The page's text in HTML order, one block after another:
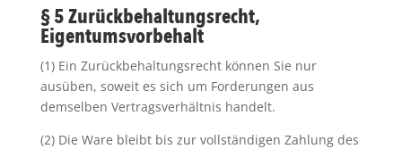
§ 5 Zurückbehaltungsrecht,
Eigentumsvorbehalt
(1) Ein Zurückbehaltungsrecht können Sie nur
ausüben, soweit es sich um Forderungen aus
demselben Vertragsverhältnis handelt.
(2) Die Ware bleibt bis zur vollständigen Zahlung des